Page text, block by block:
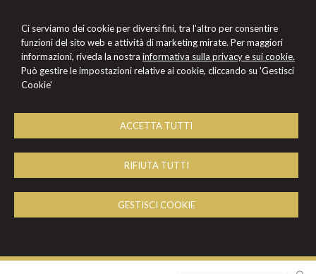
Ci serviamo dei cookie per diversi fini, tra l'altro per consentire
funzioni del sito web e attività di marketing mirate. Per maggiori
informazioni, riveda la nostra informativa sulla privacy e sui cookie.
Può gestire le impostazioni relative ai cookie, cliccando su 'Gestisci
Cookie'
ACCETTA TUTTI
RIFIUTA TUTTI
GESTISCI COOKIE